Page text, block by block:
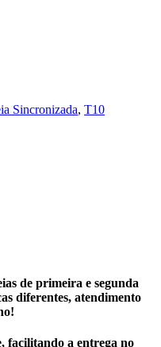
Sincronizada, T10
de primeira e segunda
diferentes, atendimento
facilitando a entrega no